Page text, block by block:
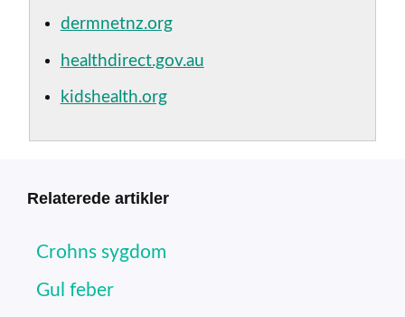
dermnetnz.org
healthdirect.gov.au
kidshealth.org
Relaterede artikler
Crohns sygdom
Gul feber